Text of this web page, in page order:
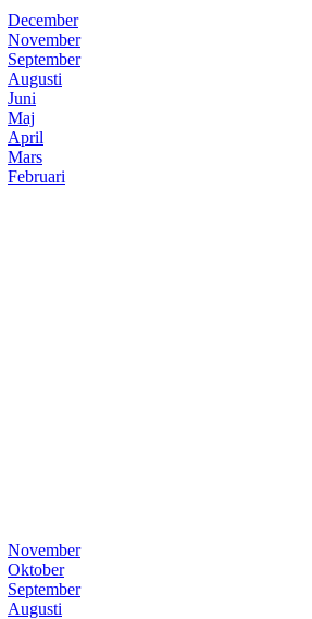
December
November
September
Augusti
Juni
Maj
April
Mars
Februari
November
Oktober
September
Augusti